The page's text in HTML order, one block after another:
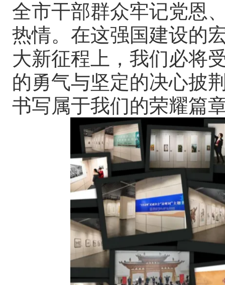
全市干部群众牢记党恩
热情。在这强国建设的
大新征程上，我们必将
的勇气与坚定的决心披
书写属于我们的荣耀篇